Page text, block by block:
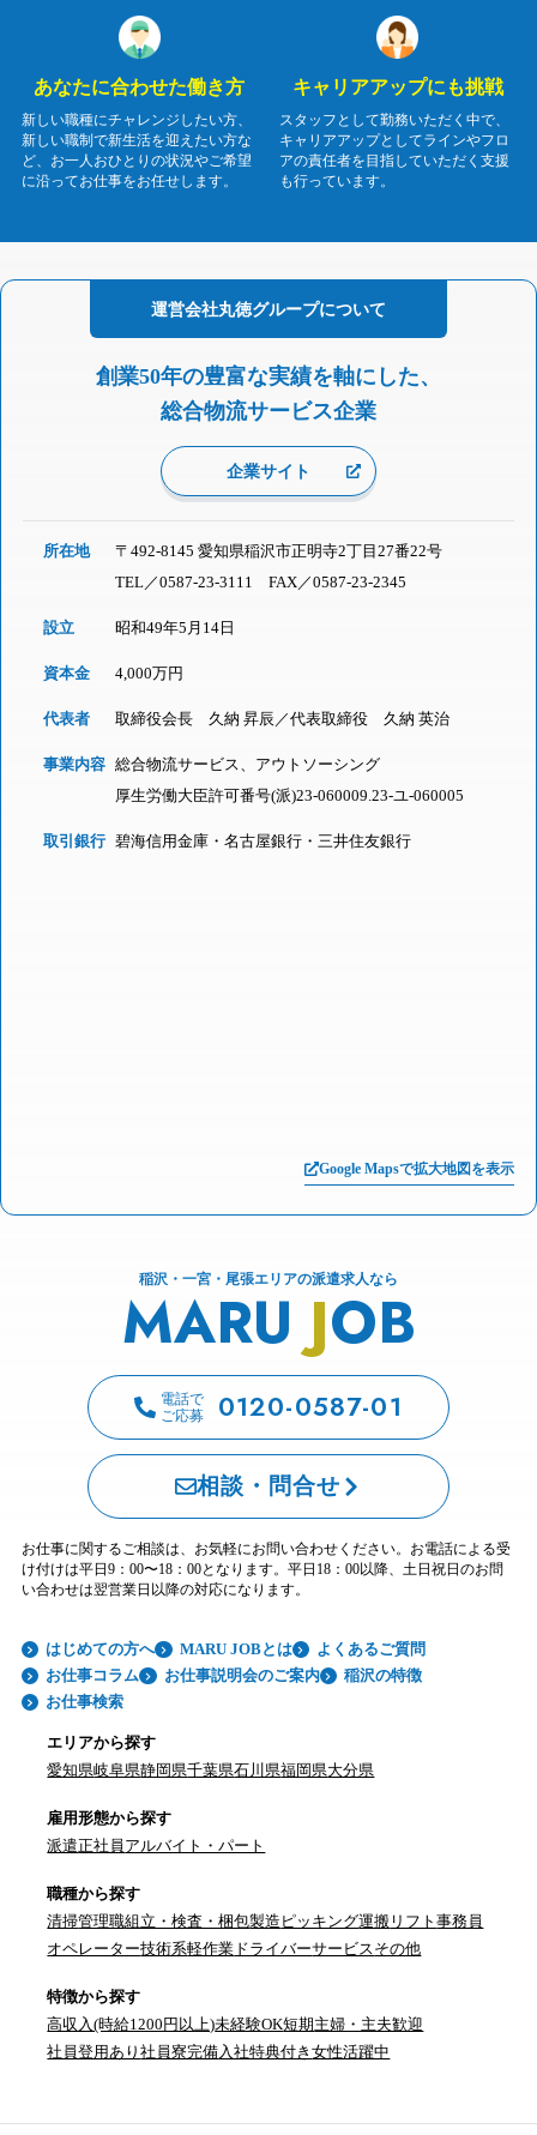
あなたに合わせた働き方
新しい職種にチャレンジしたい方、
新しい職制で新生活を迎えたい方な
ど、お一人おひとりの状況やご希望
に沿ってお仕事をお任せします。
キャリアアップにも挑戦
スタッフとして勤務いただく中で、
キャリアアップとしてラインやフロ
アの責任者を目指していただく支援
も行っています。
運営会社丸徳グループについて
創業50年の豊富な実績を軸にした、
総合物流サービス企業
企業サイト
所在地
〒492-8145 愛知県稲沢市正明寺2丁目27番22号
TEL／0587-23-3111 FAX／0587-23-2345
設立 昭和49年5月14日
資本金 4,000万円
代表者 取締役会長 久納 昇辰／代表取締役 久納 英治
事業内容 総合物流サービス、アウトソーシング
厚生労働大臣許可番号(派)23-060009.23-ユ-060005
取引銀行 碧海信用金庫・名古屋銀行・三井住友銀行
Google Mapsで拡大地図を表示
稲沢・一宮・尾張エリアの派遣求人なら
MARUJOB
電話で
ご応募
0120-0587-01
相談・問合せ
お仕事に関するご相談は、お気軽にお問い合わせください。お電話による受
け付けは平日9：00〜18：00となります。平日18：00以降、土日祝日のお問
い合わせは翌営業日以降の対応になります。
はじめての方へ MARU JOBとは
よくあるご質問
お仕事コラム
お仕事説明会のご案内
稲沢の特徴
お仕事検索
エリアから探す
愛知県岐阜県静岡県千葉県石川県福岡県大分県
雇用形態から探す
派遣正社員 アルバイト・パート
職種から探す
清掃管理職組立・検査・梱包製造 ピッキング運搬 リフト事務員
オペレーター技術系軽作業 ドライバーサービスその他
特徴から探す
高収入(時給1200円以上)未経験OK短期主婦・主夫歓迎
社員登用あり社員寮完備 入社特典付き女性活躍中